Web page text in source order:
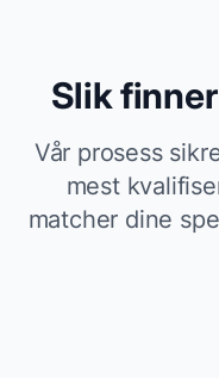
Slik
Vår prosess
mest
matcher dine